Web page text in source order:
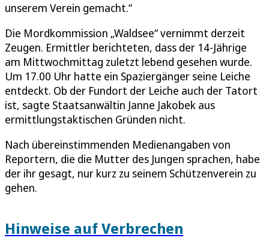
unserem Verein gemacht.“
Die Mordkommission „Waldsee“ vernimmt derzeit
Zeugen. Ermittler berichteten, dass der 14-Jährige
am Mittwochmittag zuletzt lebend gesehen wurde.
Um 17.00 Uhr hatte ein Spaziergänger seine Leiche
entdeckt. Ob der Fundort der Leiche auch der Tatort
ist, sagte Staatsanwältin Janne Jakobek aus
ermittlungstaktischen Gründen nicht.
Nach übereinstimmenden Medienangaben von
Reportern, die die Mutter des Jungen sprachen, habe
der ihr gesagt, nur kurz zu seinem Schützenverein zu
gehen.
Hinweise auf Verbrechen